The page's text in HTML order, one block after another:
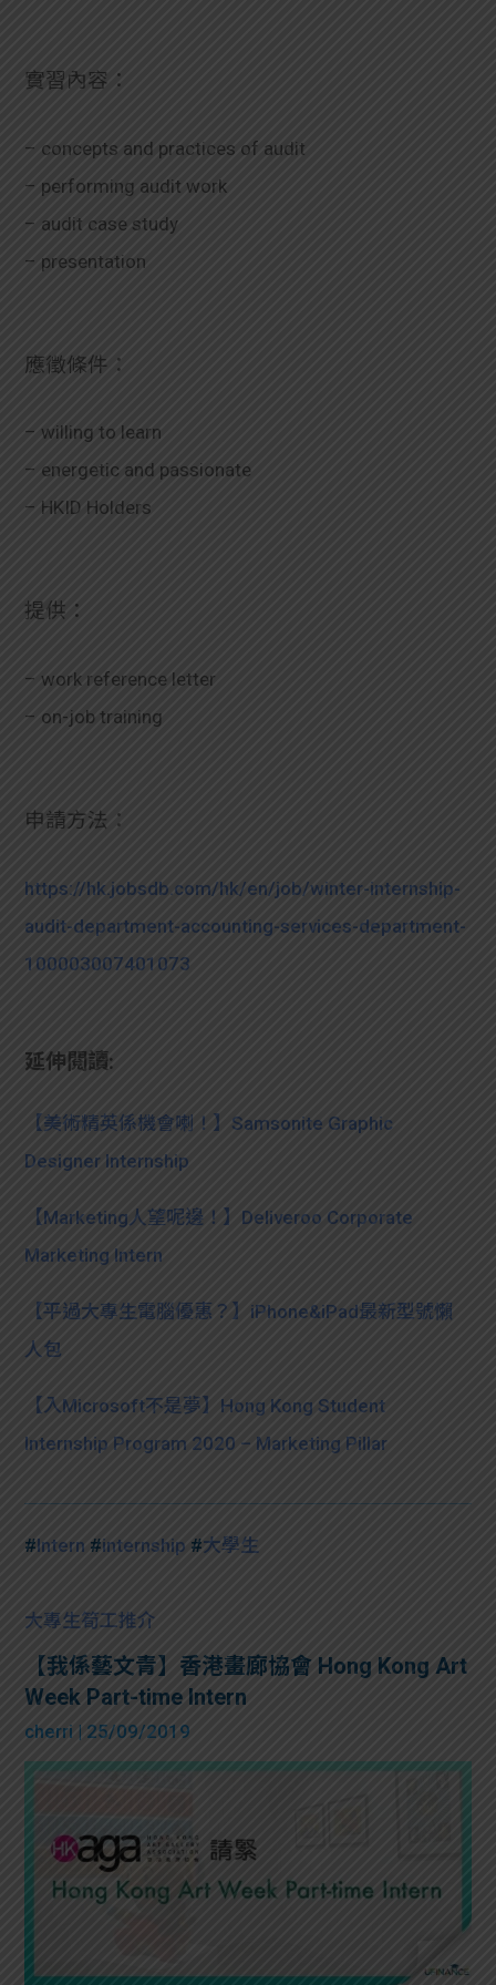
實習內容：
– concepts and practices of audit
– performing audit work
– audit case study
– presentation
應徵條件：
– willing to learn
– energetic and passionate
– HKID Holders
提供：
– work reference letter
– on-job training
申請方法：
https://hk.jobsdb.com/hk/en/job/winter-internship-
audit-department-accounting-services-department-
100003007401073
延伸閱讀:
【美術精英係機會喇！】Samsonite Graphic
Designer Internship
【Marketing人望呢邊！】Deliveroo Corporate
Marketing Intern
【平過大專生電腦優惠？】iPhone&iPad最新型號懶
人包
【入Microsoft不是夢】Hong Kong Student
Internship Program 2020 – Marketing Pillar
#Intern #internship #大學生
大專生筍工推介
【我係藝文青】香港畫廊協會 Hong Kong Art
Week Part-time Intern
cherri | 25/09/2019